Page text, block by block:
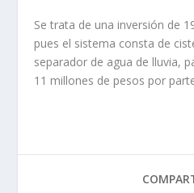
Se trata de una inversión de
pues el sistema consta de
separador de agua de lluvia,
11 millones de pesos por